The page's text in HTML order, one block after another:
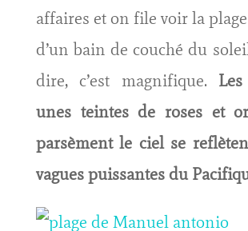
affaires et on file voir la
d’un bain de couché du
dire, c’est magnifique.
unes teintes de roses et
parsèment le ciel se
vagues puissantes du